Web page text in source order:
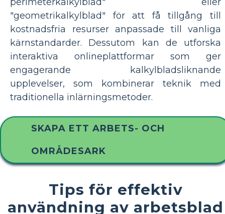
"geometrikalkylblad" för att få tillgång till
kostnadsfria resurser anpassade till vanliga
kärnstandarder. Dessutom kan de utforska
interaktiva onlineplattformar som ger
engagerande kalkylbladsliknande
upplevelser, som kombinerar teknik med
traditionella inlärningsmetoder.
SKAPA ETT ARBETS- OCH
OMRÅDESARK
Tips för effektiv
användning av arbetsblad